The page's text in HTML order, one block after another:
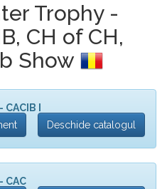
Trophy -
CH of CH,
Show
I
Deschide catalogul
CAC